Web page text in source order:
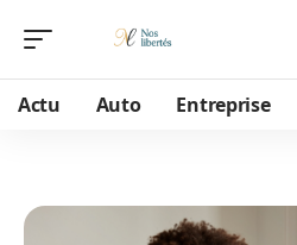
Actu Auto Entreprise